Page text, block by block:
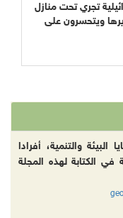
تجري تحت منازل
ويتحسرون على
والتنمية، أفرادا
الكتابة لهذه المجلة